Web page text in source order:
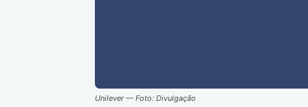
Unilever — Foto: Divulgação